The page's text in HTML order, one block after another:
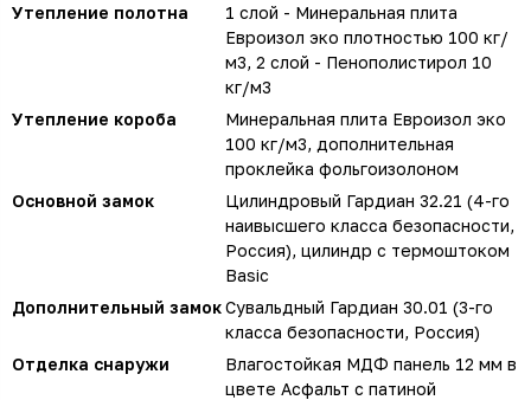
Утепление полотна
1 слой - Минеральная плита
Евроизол эко плотностью 100 кг/
м3, 2 слой - Пенополистирол 10
кг/м3
Утепление короба
Минеральная плита Евроизол эко
100 кг/м3, дополнительная
проклейка фольгоизолоном
Основной замок
Цилиндровый Гардиан 32.21 (4-го
наивысшего класса безопасности,
Россия), цилиндр с термоштоком
Basic
Дополнительный замокСувальдный Гардиан 30.01 (3-го
класса безопасности, Россия)
Отделка снаружи
Влагостойкая МДФ панель 12 мм в
цвете Асфальт с патиной